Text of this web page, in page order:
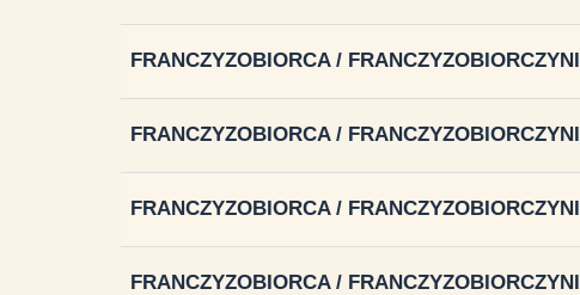
FRANCZYZOBIORCA / FRANCZYZOBIORCZYNI
FRANCZYZOBIORCA / FRANCZYZOBIORCZYNI
FRANCZYZOBIORCA / FRANCZYZOBIORCZYNI
FRANCZYZOBIORCA / FRANCZYZOBIORCZYNI